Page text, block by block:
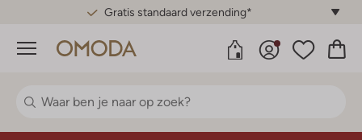
Gratis standaard verzending*
Menu